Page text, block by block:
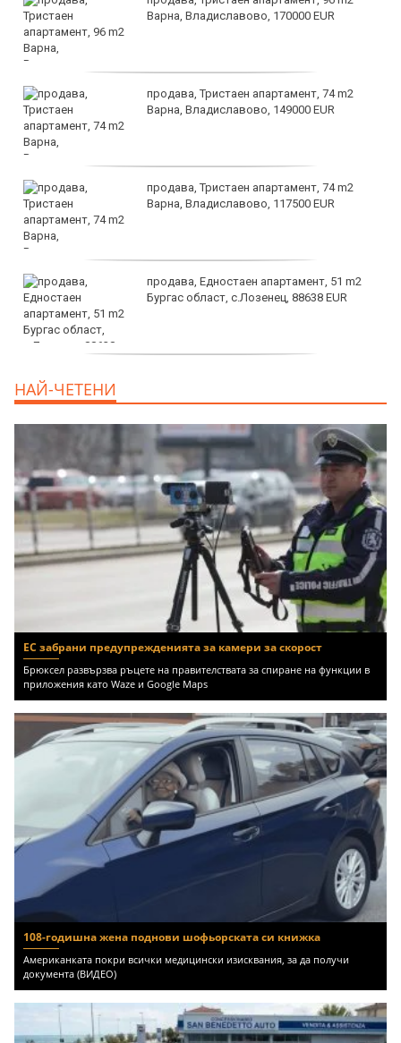
Варна, Владиславово, 170000 EUR
продава, Тристаен апартамент, 74 m2
Варна, Владиславово, 149000 EUR
продава, Тристаен апартамент, 74 m2
Варна, Владиславово, 117500 EUR
продава, Едностаен апартамент, 51 m2
Бургас област, с.Лозенец, 88638 EUR
EUR
НАЙ-ЧЕТЕНИ
ЕС забрани предупрежденията за камери за скорост
Брюксел развързва ръцете на правителствата за спиране на функции в
приложения като Waze и Google Maps
108-годишна жена поднови шофьорската си книжка
Американката покри всички медицински изисквания, за да получи
документа (ВИДЕО)